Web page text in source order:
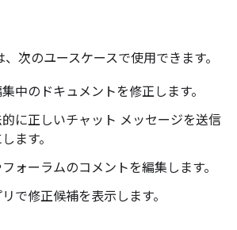
次のユースケースで使用できます。
中のドキュメントを修正します。
に正しいチャット メッセージを送信
ます。
ォーラムのコメントを編集します。
で修正候補を表示します。